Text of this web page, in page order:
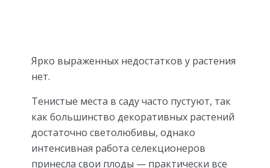
Ярко выраженных недостатков у растения
нет.
Тенистые места в саду часто пустуют, так
как большинство декоративных растений
достаточно светолюбивы, однако
интенсивная работа селекционеров
принесла свои плоды — практически все